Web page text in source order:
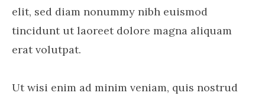
elit, sed diam nonummy nibh euismod
tincidunt ut laoreet dolore magna aliquam
erat volutpat.
Ut wisi enim ad minim veniam, quis nostrud